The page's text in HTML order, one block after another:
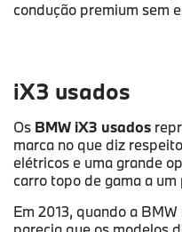
condução premium sem
iX3 usados
Os BMW iX3 usados
marca no que diz
elétricos e uma grande
carro topo de gama a
Em 2013, quando a